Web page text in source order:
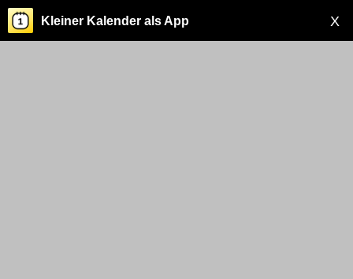
X
Kleiner Kalender als App